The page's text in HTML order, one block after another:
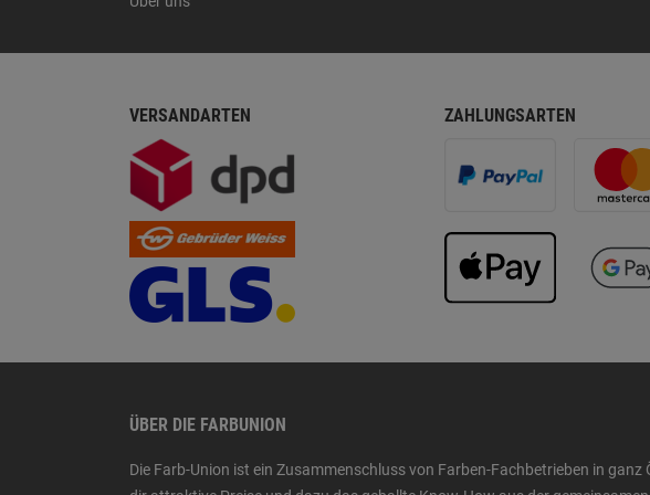
VERSANDARTEN ZAHLUNGSARTEN
ÜBER DIE FARBUNION
Die Farb-Union ist ein Zusammenschluss von Farben-Fachbetrieben in